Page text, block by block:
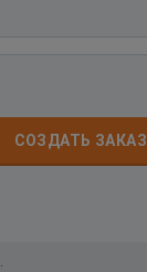
СОЗДАТЬ ЗАКАЗ